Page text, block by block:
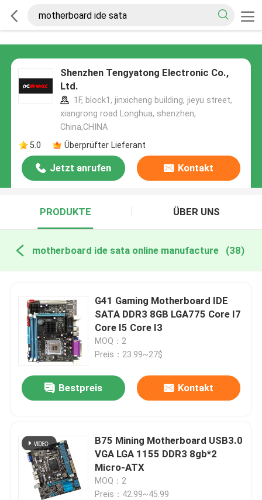
Shenzhen Tengyatong Electronic Co.,
Ltd.
1F, block1, jinxicheng building, jieyu street,
xiangrong road Longhua, shenzhen,
China,CHINA
5.0
Überprüfter Lieferant
Jetzt anrufen Kontakt
PRODUKTE ÜBER UNS
motherboard ide sata online manufacture (38)
G41 Gaming Motherboard IDE
SATA DDR3 8GB LGA775 Core I7
Core I5 ​​Core I3
MOQ：2
Preis：23.99~27$
Bestpreis Kontakt
B75 Mining Motherboard USB3.0
VGA LGA 1155 DDR3 8gb*2
Micro-ATX
MOQ：2
Preis：42.99~45.99